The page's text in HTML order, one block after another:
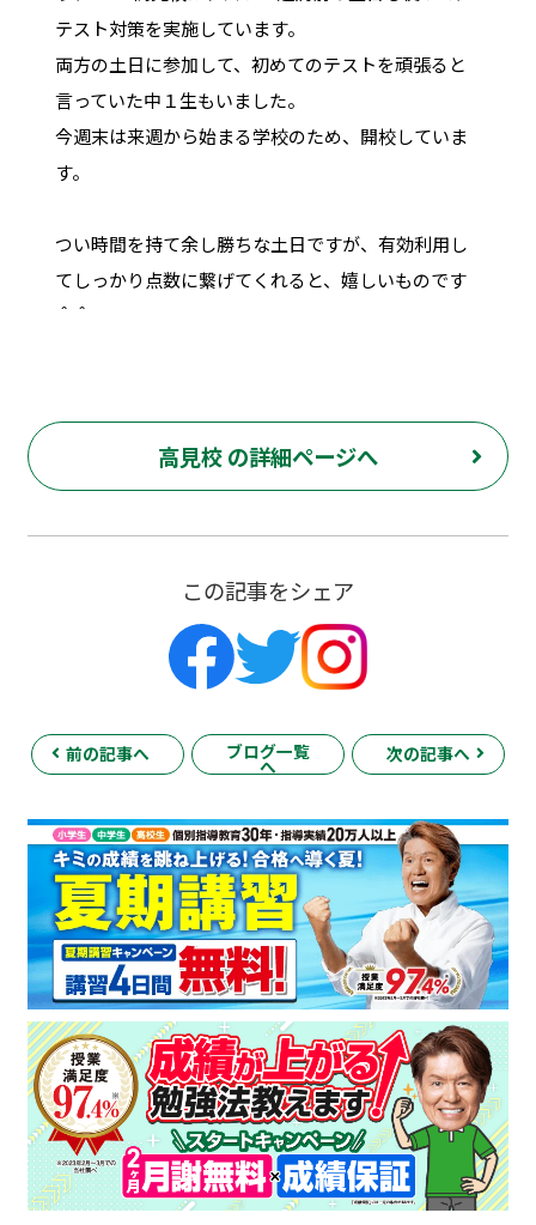
テスト対策を実施しています。
両方の土日に参加して、初めてのテストを頑張ると
言っていた中１生もいました。
今週末は来週から始まる学校のため、開校していま
す。
つい時間を持て余し勝ちな土日ですが、有効利用し
てしっかり点数に繋げてくれると、嬉しいものです
＾＾
高見校 の詳細ページへ
この記事をシェア
前の記事へ ブログ一覧
へ
次の記事へ